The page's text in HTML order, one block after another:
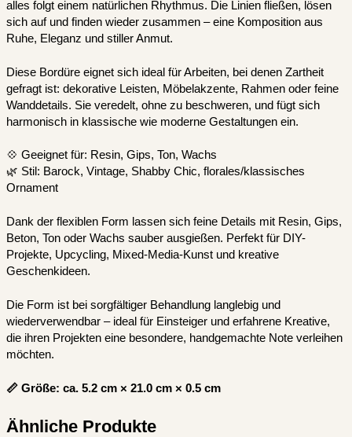
alles folgt einem natürlichen Rhythmus. Die Linien fließen, lösen
sich auf und finden wieder zusammen – eine Komposition aus
Ruhe, Eleganz und stiller Anmut.
Diese Bordüre eignet sich ideal für Arbeiten, bei denen Zartheit
gefragt ist: dekorative Leisten, Möbelakzente, Rahmen oder feine
Wanddetails. Sie veredelt, ohne zu beschweren, und fügt sich
harmonisch in klassische wie moderne Gestaltungen ein.
💠 Geeignet für: Resin, Gips, Ton, Wachs
🌿 Stil: Barock, Vintage, Shabby Chic, florales/klassisches
Ornament
Dank der flexiblen Form lassen sich feine Details mit Resin, Gips,
Beton, Ton oder Wachs sauber ausgießen. Perfekt für DIY-
Projekte, Upcycling, Mixed-Media-Kunst und kreative
Geschenkideen.
Die Form ist bei sorgfältiger Behandlung langlebig und
wiederverwendbar – ideal für Einsteiger und erfahrene Kreative,
die ihren Projekten eine besondere, handgemachte Note verleihen
möchten.
📏 Größe: ca. 5.2 cm × 21.0 cm × 0.5 cm
Ähnliche Produkte